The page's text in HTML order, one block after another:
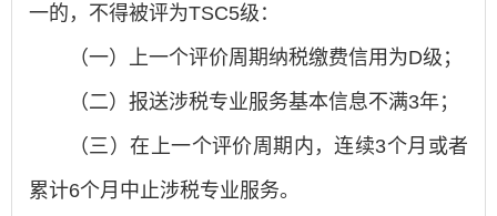
一的，不得被评为TSC5级：
（一）上一个评价周期纳税缴费信用为D级；
（二）报送涉税专业服务基本信息不满3年；
（三）在上一个评价周期内，连续3个月或者
累计6个月中止涉税专业服务。